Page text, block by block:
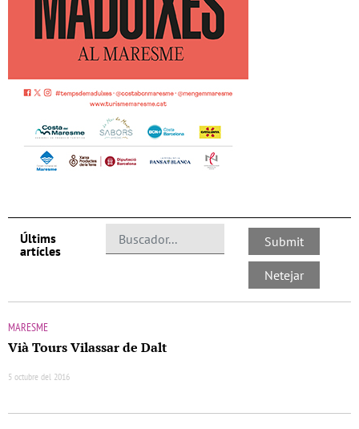
Últims
artícles
MARESME
Vià Tours Vilassar de Dalt
5 octubre del 2016